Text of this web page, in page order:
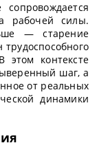
рабочей силы.
— старение
контексте
шаг, а
от реальных
динамики